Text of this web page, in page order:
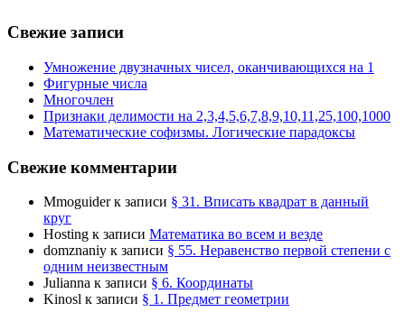
Свежие записи
Умножение двузначных чисел, оканчивающихся на 1
Фигурные числа
Многочлен
Признаки делимости на 2,3,4,5,6,7,8,9,10,11,25,100,1000
Математические софизмы. Логические парадоксы
Свежие комментарии
Mmoguiderк записи § 31. Вписать квадрат в данный
круг
Hosting к записи Математика во всем и везде
domznaniy к записи § 55. Неравенство первой степени с
одним неизвестным
Julianna к записи § 6. Координаты
Kinosl к записи § 1. Предмет геометрии